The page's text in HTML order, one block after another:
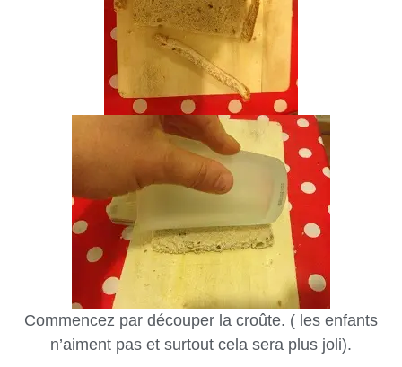
Commencez par découper la croûte. ( les enfants
n’aiment pas et surtout cela sera plus joli).